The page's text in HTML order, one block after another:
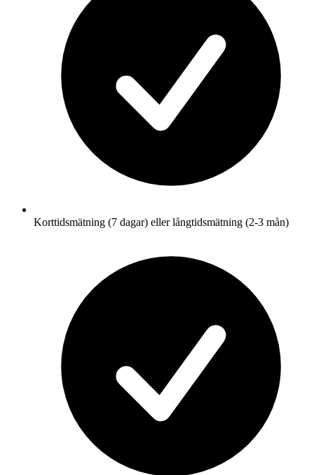
Korttidsmätning (7 dagar) eller långtidsmätning (2-3 mån)